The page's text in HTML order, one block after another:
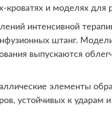
кроватях и моделях для
интенсивной
штанг.
выпускаются
элементы
устойчивых к ударам